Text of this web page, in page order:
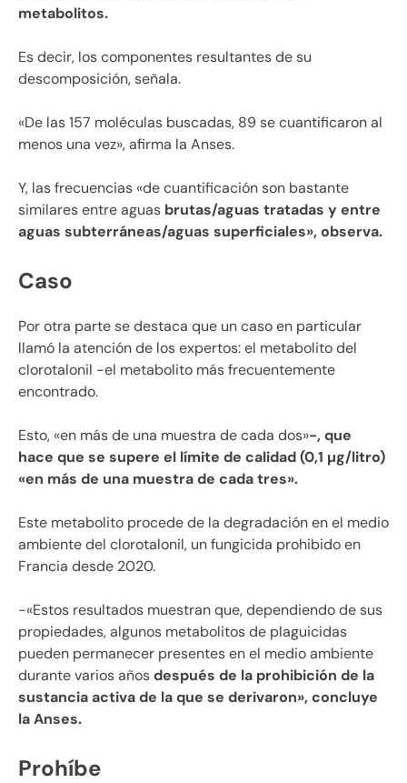
metabolitos.
Es decir, los componentes resultantes de su
descomposición, señala.
«De las 157 moléculas buscadas, 89 se cuantificaron al
menos una vez», afirma la Anses.
Y, las frecuencias «de cuantificación son bastante
similares entre aguas brutas/aguas tratadas y entre
aguas subterráneas/aguas superficiales», observa.
Caso
Por otra parte se destaca que un caso en particular
llamó la atención de los expertos: el metabolito del
clorotalonil -el metabolito más frecuentemente
encontrado.
Esto, «en más de una muestra de cada dos»-, que
hace que se supere el límite de calidad (0,1 µg/litro)
«en más de una muestra de cada tres».
Este metabolito procede de la degradación en el medio
ambiente del clorotalonil, un fungicida prohibido en
Francia desde 2020.
-«Estos resultados muestran que, dependiendo de sus
propiedades, algunos metabolitos de plaguicidas
pueden permanecer presentes en el medio ambiente
durante varios añosdespués de la prohibición de la
sustancia activa de la que se derivaron», concluye
la Anses.
Prohíbe